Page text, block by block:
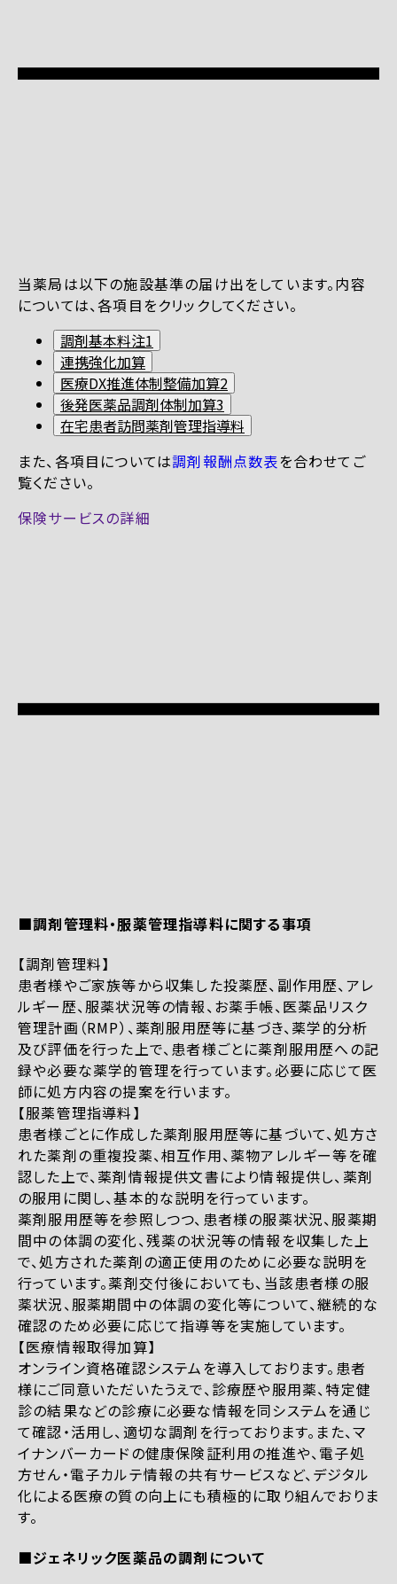
当薬局は以下の施設基準の届け出をしています。内容
については、各項目をクリックしてください。
調剤基本料注1
連携強化加算
医療DX推進体制整備加算2
後発医薬品調剤体制加算3
在宅患者訪問薬剤管理指導料
また、各項目については調剤報酬点数表を合わせてご
覧ください。
保険サービスの詳細
■調剤管理料・服薬管理指導料に関する事項
【調剤管理料】
患者様やご家族等から収集した投薬歴、副作用歴、アレ
ルギー歴、服薬状況等の情報、お薬手帳、医薬品リスク
管理計画（RMP）、薬剤服用歴等に基づき、薬学的分析
及び評価を行った上で、患者様ごとに薬剤服用歴への記
録や必要な薬学的管理を行っています。必要に応じて医
師に処方内容の提案を行います。
【服薬管理指導料】
患者様ごとに作成した薬剤服用歴等に基づいて、処方さ
れた薬剤の重複投薬、相互作用、薬物アレルギー等を確
認した上で、薬剤情報提供文書により情報提供し、薬剤
の服用に関し、基本的な説明を行っています。
薬剤服用歴等を参照しつつ、患者様の服薬状況、服薬期
間中の体調の変化、残薬の状況等の情報を収集した上
で、処方された薬剤の適正使用のために必要な説明を
行っています。薬剤交付後においても、当該患者様の服
薬状況、服薬期間中の体調の変化等について、継続的な
確認のため必要に応じて指導等を実施しています。
【医療情報取得加算】
オンライン資格確認システムを導入しております。患者
様にご同意いただいたうえで、診療歴や服用薬、特定健
診の結果などの診療に必要な情報を同システムを通じ
て確認・活用し、適切な調剤を行っております。また、マ
イナンバーカードの健康保険証利用の推進や、電子処
方せん・電子カルテ情報の共有サービスなど、デジタル
化による医療の質の向上にも積極的に取り組んでおりま
す。
■ジェネリック医薬品の調剤について